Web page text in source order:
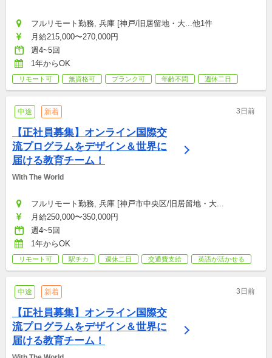
フルリモート勤務, 兵庫 [神戸/旧居留地・大...他1件
月給215,000〜270,000円
週4~5回
1年からOK
リモート可 無資格可 ブランク可 年齢不問 週休二日
中途 新着 3日前
【正社員募集】オンライン国際交
流プログラムをデザイン＆世界に
届ける教育チーム！
With The World
フルリモート勤務, 兵庫 [神戸市中央区/旧居留地・大...
月給250,000〜350,000円
週4~5回
1年からOK
リモート可 駅チカ 週休二日 交通費支給 英語が活かせる
中途 新着 3日前
【正社員募集】オンライン国際交
流プログラムをデザイン＆世界に
届ける教育チーム！